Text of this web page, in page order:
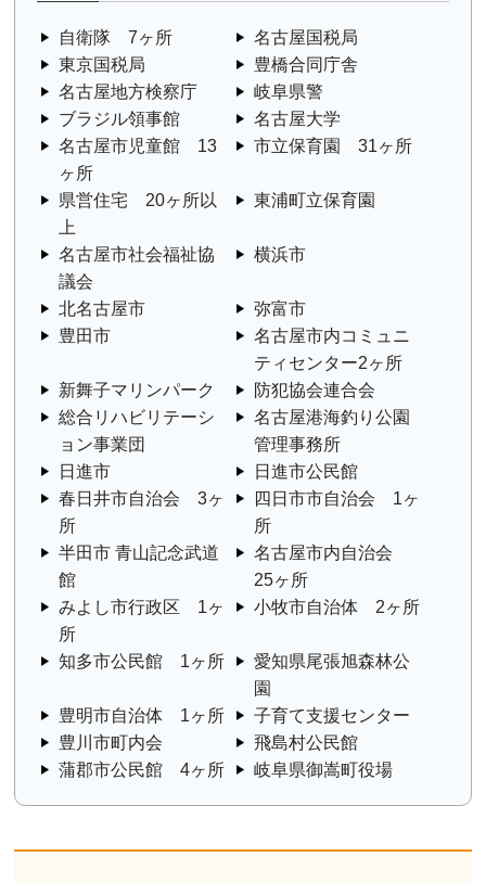
自衛隊 7ヶ所
名古屋国税局
東京国税局
豊橋合同庁舎
名古屋地方検察庁
岐阜県警
ブラジル領事館
名古屋大学
名古屋市児童館 13
ヶ所
市立保育園 31ヶ所
県営住宅 20ヶ所以
上
東浦町立保育園
名古屋市社会福祉協
議会
横浜市
北名古屋市
弥富市
豊田市
名古屋市内コミュニ
ティセンター2ヶ所
新舞子マリンパーク
防犯協会連合会
総合リハビリテーシ
ョン事業団
名古屋港海釣り公園
管理事務所
日進市
日進市公民館
春日井市自治会 3ヶ
所
四日市市自治会 1ヶ
所
半田市 青山記念武道
館
名古屋市内自治会
25ヶ所
みよし市行政区 1ヶ
所
小牧市自治体 2ヶ所
知多市公民館 1ヶ所
愛知県尾張旭森林公
園
豊明市自治体 1ヶ所
子育て支援センター
豊川市町内会
飛島村公民館
蒲郡市公民館 4ヶ所
岐阜県御嵩町役場